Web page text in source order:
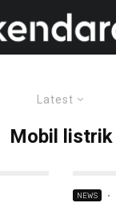
Latest
Mobil listrik
NEWS ·